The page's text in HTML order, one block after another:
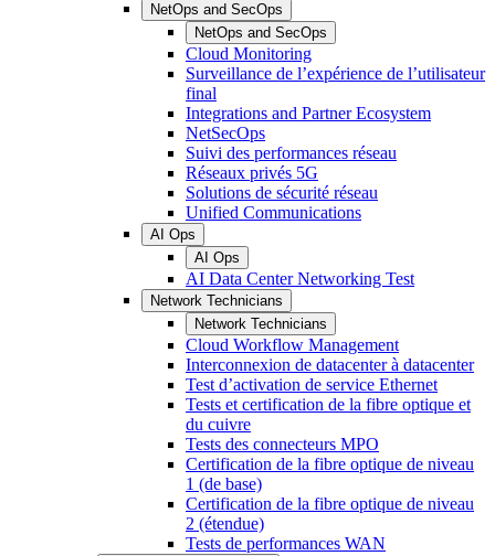
NetOps and SecOps
NetOps and SecOps
Cloud Monitoring
Surveillance de l’expérience de l’utilisateur
final
Integrations and Partner Ecosystem
NetSecOps
Suivi des performances réseau
Réseaux privés 5G
Solutions de sécurité réseau
Unified Communications
AI Ops
AI Ops
AI Data Center Networking Test
Network Technicians
Network Technicians
Cloud Workflow Management
Interconnexion de datacenter à datacenter
Test d’activation de service Ethernet
Tests et certification de la fibre optique et
du cuivre
Tests des connecteurs MPO
Certification de la fibre optique de niveau
1 (de base)
Certification de la fibre optique de niveau
2 (étendue)
Tests de performances WAN